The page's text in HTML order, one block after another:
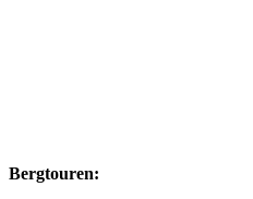
Bergtouren: